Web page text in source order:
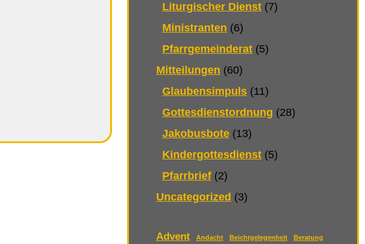
Liturgischer Dienst(7)
Ministranten (6)
Pfarrgemeinderat(5)
Mitteilungen (60)
Glaubensimpuls(11)
Gottesdienstordnung (28)
Jakobusbote(13)
Kindergottesdienst(5)
Pfarrbrief(2)
Uncategorized (3)
Advent Andacht Beichtgelegenheit Beratung